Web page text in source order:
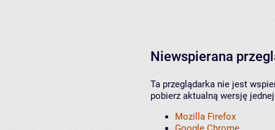
Niewspierana
Ta przeglądarka nie jest
pobierz aktualną wersję
Mozilla Firefox